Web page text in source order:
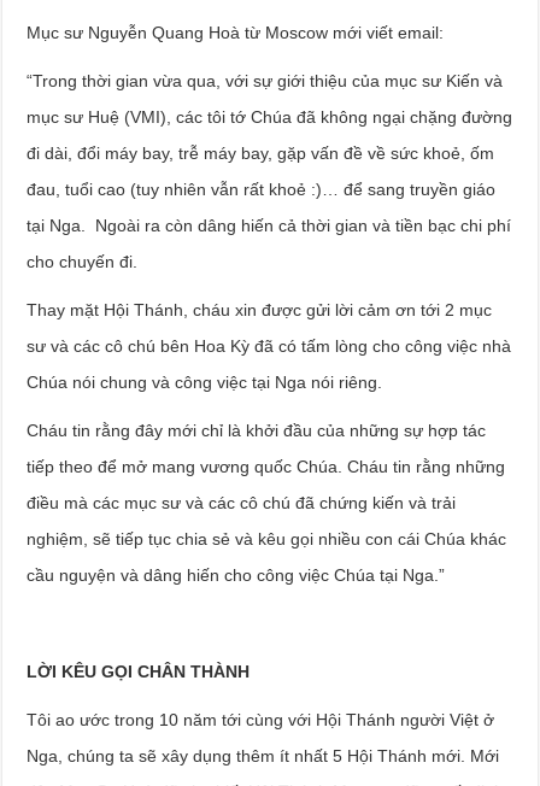
Mục sư Nguyễn Quang Hoà từ Moscow mới viết email:
“Trong thời gian vừa qua, với sự giới thiệu của mục sư Kiến và
mục sư Huệ (VMI), các tôi tớ Chúa đã không ngại chặng đường
đi dài, đổi máy bay, trễ máy bay, gặp vấn đề về sức khoẻ, ốm
đau, tuổi cao (tuy nhiên vẫn rất khoẻ :)… để sang truyền giáo
tại Nga. Ngoài ra còn dâng hiến cả thời gian và tiền bạc chi phí
cho chuyến đi.
Thay mặt Hội Thánh, cháu xin được gửi lời cảm ơn tới 2 mục
sư và các cô chú bên Hoa Kỳ đã có tấm lòng cho công việc nhà
Chúa nói chung và công việc tại Nga nói riêng.
Cháu tin rằng đây mới chỉ là khởi đầu của những sự hợp tác
tiếp theo để mở mang vương quốc Chúa. Cháu tin rằng những
điều mà các mục sư và các cô chú đã chứng kiến và trải
nghiệm, sẽ tiếp tục chia sẻ và kêu gọi nhiều con cái Chúa khác
cầu nguyện và dâng hiến cho công việc Chúa tại Nga.”
LỜI KÊU GỌI CHÂN THÀNH
Tôi ao ước trong 10 năm tới cùng với Hội Thánh người Việt ở
Nga, chúng ta sẽ xây dụng thêm ít nhất 5 Hội Thánh mới. Mới